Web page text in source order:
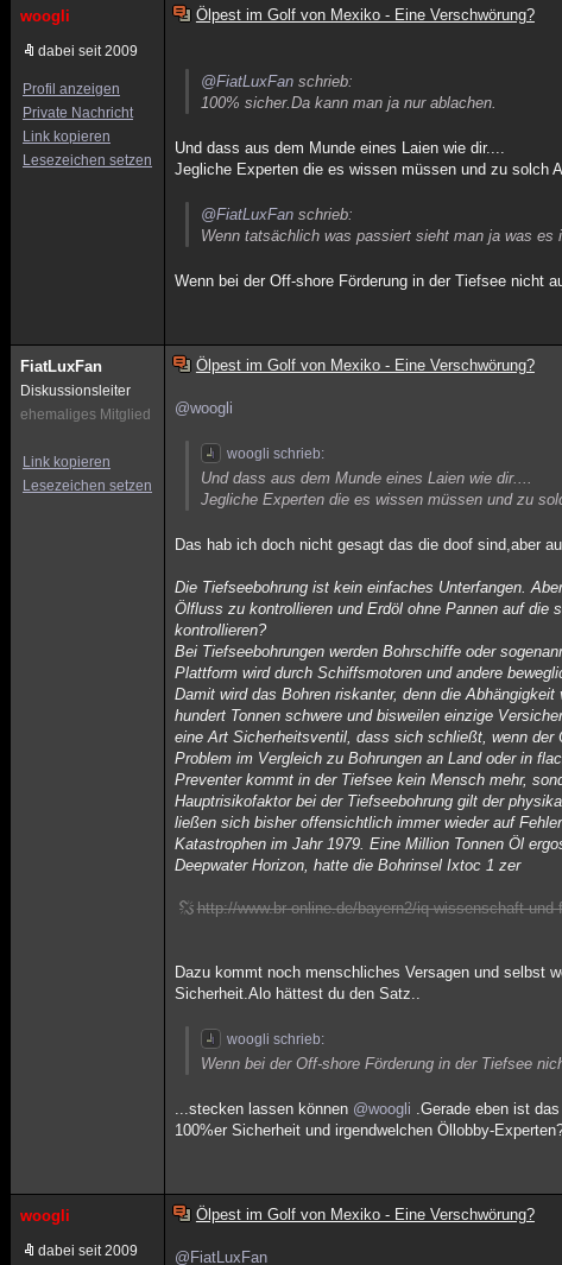
woogli
dabei seit 2009
Profil anzeigen
Private Nachricht
Link kopieren
Lesezeichen setzen
Ölpest im Golf von Mexiko - Eine Verschwörung?
@FiatLuxFan schrieb:
100% sicher.Da kann man ja nur ablachen.
Und dass aus dem Munde eines Laien wie dir....
Jegliche Experten die es wissen müssen und zu solch
@FiatLuxFan schrieb:
Wenn tatsächlich was passiert sieht man ja was
Wenn bei der Off-shore Förderung in der Tiefsee nicht
FiatLuxFan
Diskussionsleiter
ehemaliges Mitglied
Link kopieren
Lesezeichen setzen
Ölpest im Golf von Mexiko - Eine Verschwörung?
@woogli
woogli schrieb:
Und dass aus dem Munde eines Laien wie dir....
Jegliche Experten die es wissen müssen und zu
Das hab ich doch nicht gesagt das die doof sind,aber
Die Tiefseebohrung ist kein einfaches Unterfangen.
Ölfluss zu kontrollieren und Erdöl ohne Pannen auf die
kontrollieren?
Bei Tiefseebohrungen werden Bohrschiffe oder
Plattform wird durch Schiffsmotoren und andere
Damit wird das Bohren riskanter, denn die
hundert Tonnen schwere und bisweilen einzige
eine Art Sicherheitsventil, dass sich schließt, wenn der
Problem im Vergleich zu Bohrungen an Land oder in
Preventer kommt in der Tiefsee kein Mensch mehr,
Hauptrisikofaktor bei der Tiefseebohrung gilt der
ließen sich bisher offensichtlich immer wieder auf
Katastrophen im Jahr 1979. Eine Million Tonnen Öl
Deepwater Horizon, hatte die Bohrinsel Ixtoc 1 zer
http://www.br-online.de/bayern2/iq-wissenschaft-
Dazu kommt noch menschliches Versagen und selbst
Sicherheit.Alo hättest du den Satz..
woogli schrieb:
Wenn bei der Off-shore Förderung in der Tiefsee
...stecken lassen können @woogli .Gerade eben ist
100%er Sicherheit und irgendwelchen Öllobby-
woogli
dabei seit 2009
Ölpest im Golf von Mexiko - Eine Verschwörung?
@FiatLuxFan